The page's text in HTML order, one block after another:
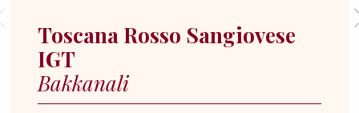
Toscana Rosso Sangiovese
IGT
Bakkanali